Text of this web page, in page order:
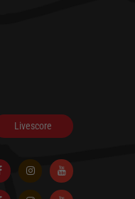
Livescore